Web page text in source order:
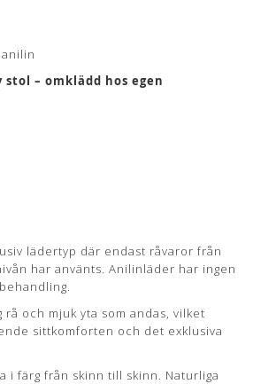
er anvendt. Anilin læder har
let overfladebehandling.
rå, blød og åndbar overflade som
siddekomfort samt det
i farve fra skind til skind og der kan
af ar, stikmærker og årer bidrager
og kendetegner anilin læderet.
over for smuds og væsker og
samt mætte overfladen med en
brug af møblet. Med tiden vil
anilin
stol – omklädd hos egen
lädertyp där endast råvaror från
har använts. Anilinläder har ingen
och mjuk yta som andas, vilket
sittkomforten och det exklusiva
i färg från skinn till skinn. Naturliga